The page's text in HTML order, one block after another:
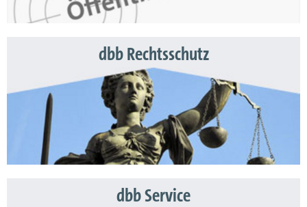
dbb Rechtsschutz
dbb Service